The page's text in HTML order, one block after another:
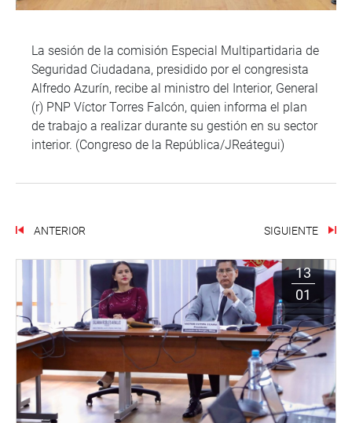
La sesión de la comisión Especial Multipartidaria de
Seguridad Ciudadana, presidido por el congresista
Alfredo Azurín, recibe al ministro del Interior, General
(r) PNP Víctor Torres Falcón, quien informa el plan
de trabajo a realizar durante su gestión en su sector
interior. (Congreso de la República/JReátegui)
ANTERIOR SIGUIENTE
13
01